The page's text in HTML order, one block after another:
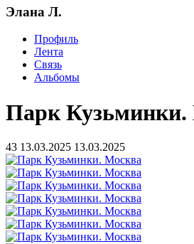
Элана Л.
Профиль
Лента
Связь
Альбомы
Парк Кузьминки.
43 13.03.2025 13.03.2025